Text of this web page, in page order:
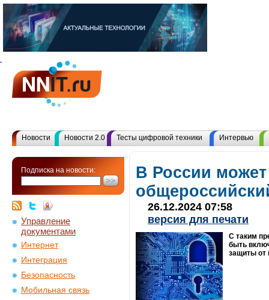
Новости Новости 2.0 Тесты цифровой техники Интервью
Подписка на новости:
Управление
документами
Интернет
Интеграция
Безопасность
Мобильная связь
В России
26.12.2024 07:58
версия для печати
С таким
быть
защиты от